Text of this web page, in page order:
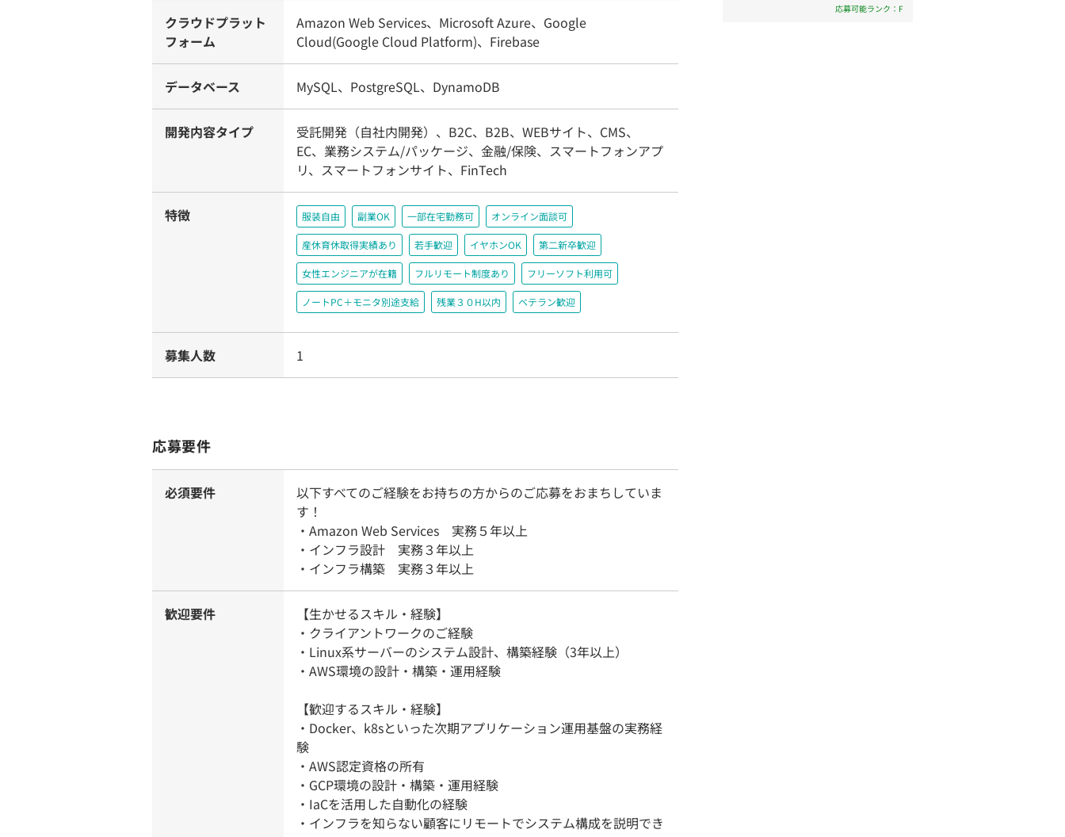
クラウドプラット
フォーム
Amazon Web Services、Microsoft Azure、Google
Cloud(Google Cloud Platform)、Firebase
データベース MySQL、PostgreSQL、DynamoDB
開発内容タイプ
受託開発（自社内開発）、B2C、B2B、WEBサイト、CMS、
EC、業務システム/パッケージ、金融/保険、スマートフォンアプ
リ、スマートフォンサイト、FinTech
特徴 服装自由 副業OK 一部在宅勤務可 オンライン面談可
産休育休取得実績あり 若手歓迎 イヤホンOK 第二新卒歓迎
女性エンジニアが在籍 フルリモート制度あり フリーソフト利用可
ノートPC＋モニタ別途支給 残業３０H以内 ベテラン歓迎
募集人数 1
応募要件
必須要件
以下すべてのご経験をお持ちの方からのご応募をおまちしていま
す！
・Amazon Web Services 実務５年以上
・インフラ設計 実務３年以上
・インフラ構築 実務３年以上
歓迎要件
【生かせるスキル・経験】
・クライアントワークのご経験
・Linux系サーバーのシステム設計、構築経験（3年以上）
・AWS環境の設計・構築・運用経験
【歓迎するスキル・経験】
・Docker、k8sといった次期アプリケーション運用基盤の実務経
験
・AWS認定資格の所有
・GCP環境の設計・構築・運用経験
・IaCを活用した自動化の経験
・インフラを知らない顧客にリモートでシステム構成を説明でき
応募可能ランク：F